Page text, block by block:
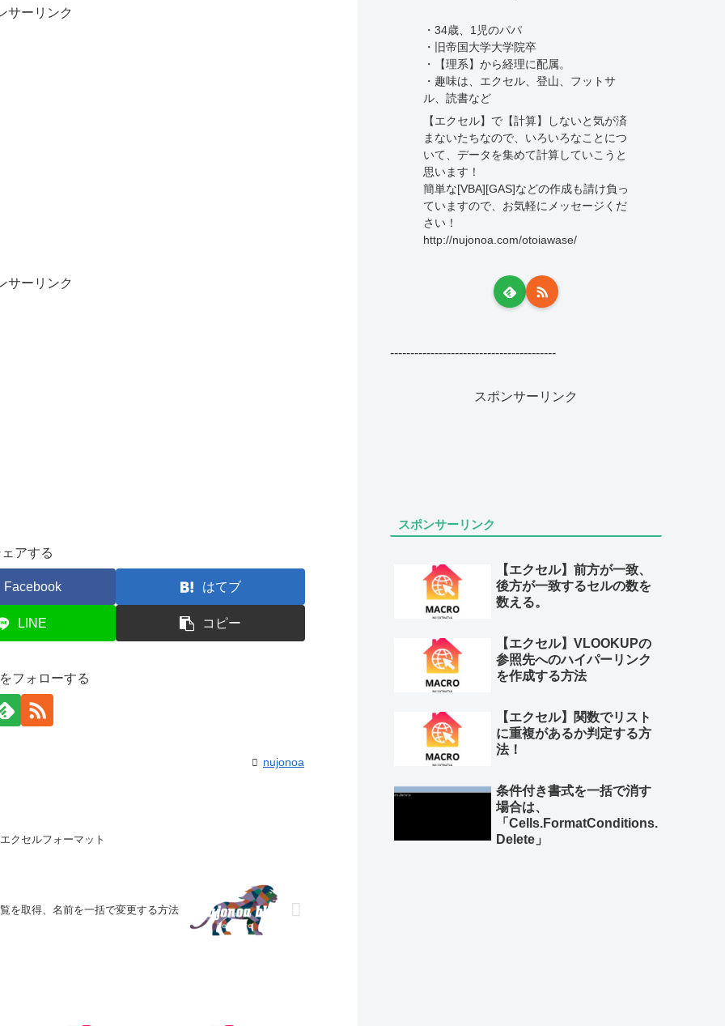
サーリンク
サーリンク
ェアする
Facebook はてブ
LINE コピー
フォローする
nujonoa
クセルフォーマット
を取得、名前を一括で変更する方法
・34歳、1児のパパ
・旧帝国大学大学院卒
・【理系】から経理に配属。
・趣味は、エクセル、登山、フットサ
ル、読書など
【エクセル】で【計算】しないと気が済
まないたちなので、いろいろなことにつ
いて、データを集めて計算していこうと
思います！
簡単な[VBA][GAS]などの作成も請け負っ
ていますので、お気軽にメッセージくだ
さい！
http://nujonoa.com/otoiawase/
-----------------------------------------
スポンサーリンク
スポンサーリンク
【エクセル】前方が一致、
後方が一致するセルの数を
数える。
【エクセル】VLOOKUPの
参照先へのハイパーリンク
を作成する方法
【エクセル】関数でリスト
に重複があるか判定する方
法！
条件付き書式を一括で消す
場合は、
「Cells.FormatConditions.
Delete」